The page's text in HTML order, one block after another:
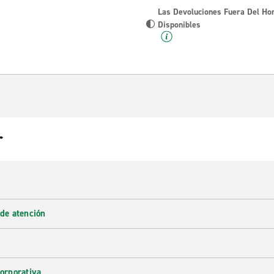
Las Devoluciones Fuera Del
Disponibles
atención